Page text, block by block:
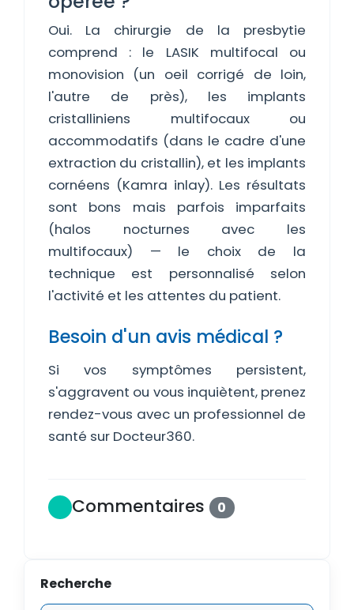
Oui. La chirurgie de la presbytie
comprend : le LASIK multifocal ou
monovision (un oeil corrigé de loin,
l'autre de près), les implants
cristalliniens multifocaux ou
accommodatifs (dans le cadre d'une
extraction du cristallin), et les implants
cornéens (Kamra inlay). Les résultats
sont bons mais parfois imparfaits
(halos nocturnes avec les
multifocaux) — le choix de la
technique est personnalisé selon
l'activité et les attentes du patient.
Besoin d'un avis médical ?
Si vos symptômes persistent,
s'aggravent ou vous inquiètent, prenez
rendez-vous avec un professionnel de
santé sur Docteur360.
Commentaires 0
Recherche